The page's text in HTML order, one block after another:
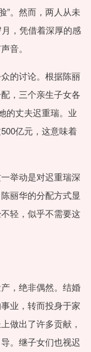
”。然而，两人从未
，凭借着深厚的感
音。
的讨论。根据陈丽
，三个亲生子女各
的丈夫迟重瑞。业
亿元，这意味着
举动是对迟重瑞深
丽华的分配方式显
轻，似乎不需要这
，绝非偶然。结婚
业，转而投身于家
做出了许多贡献，
。继子女们也视迟